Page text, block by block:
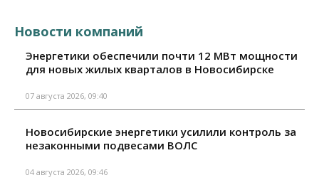
Новости компаний
Энергетики обеспечили почти 12 МВт мощности
для новых жилых кварталов в Новосибирске
07 августа 2026, 09:40
Новосибирские энергетики усилили контроль за
незаконными подвесами ВОЛС
04 августа 2026, 09:46